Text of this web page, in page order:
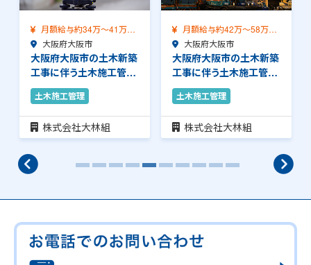
月額給与約34万～41万
（前職給与保証）…
大阪府大阪市
大阪府大阪市の土木新築
工事に伴う土木施工管理
のお仕事です。安…
土木施工管理
株式会社大林組
月額給与約42万～58万
（前職給与保証）…
大阪府大阪市
大阪府大阪市の土木新築
工事に伴う土木施工管理
のお仕事です。品…
土木施工管理
株式会社大林組